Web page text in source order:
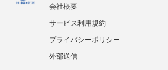
会社概要
サービス利用規約
プライバシーポリシー
外部送信